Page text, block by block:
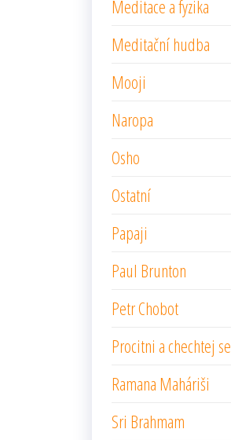
Meditace a fyzika
Meditační hudba
Mooji
Naropa
Osho
Ostatní
Papaji
Paul Brunton
Petr Chobot
Procitni a chechtej se
Ramana Maháriši
Sri Brahmam